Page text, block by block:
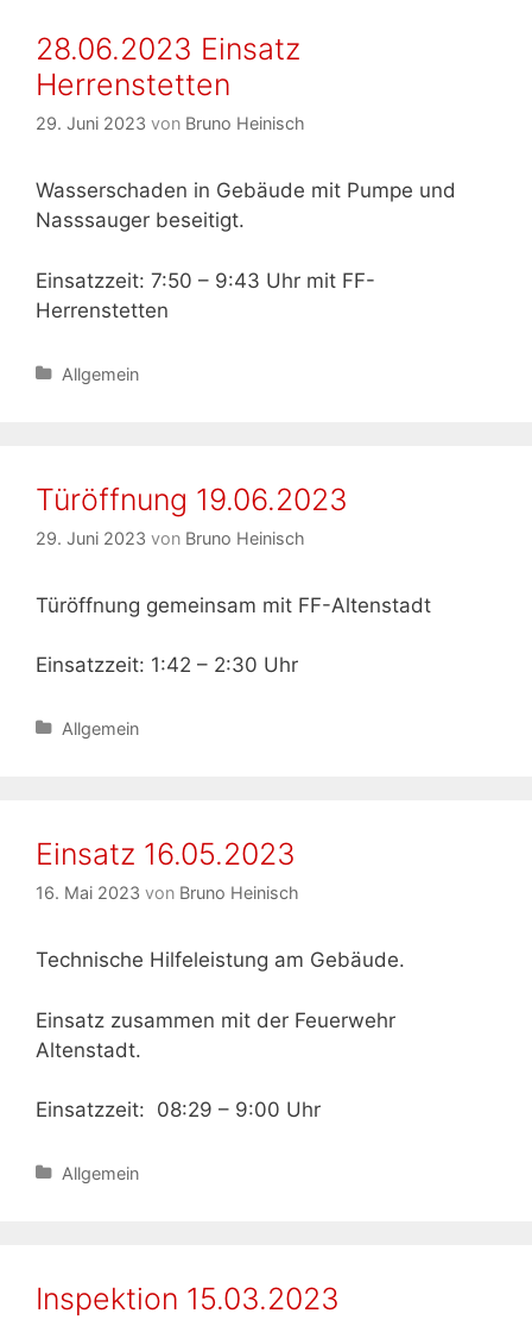
28.06.2023 Einsatz
Herrenstetten
29. Juni 2023 von Bruno Heinisch
Wasserschaden in Gebäude mit Pumpe und
Nasssauger beseitigt.
Einsatzzeit: 7:50 – 9:43 Uhr mit FF-
Herrenstetten
Kategorien
Allgemein
Türöffnung 19.06.2023
29. Juni 2023 von Bruno Heinisch
Türöffnung gemeinsam mit FF-Altenstadt
Einsatzzeit: 1:42 – 2:30 Uhr
Kategorien
Allgemein
Einsatz 16.05.2023
16. Mai 2023 von Bruno Heinisch
Technische Hilfeleistung am Gebäude.
Einsatz zusammen mit der Feuerwehr
Altenstadt.
Einsatzzeit: 08:29 – 9:00 Uhr
Kategorien
Allgemein
Inspektion 15.03.2023